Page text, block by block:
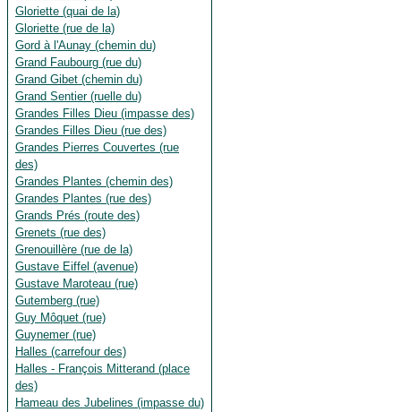
Gloriette (quai de la)
Gloriette (rue de la)
Gord à l'Aunay (chemin du)
Grand Faubourg (rue du)
Grand Gibet (chemin du)
Grand Sentier (ruelle du)
Grandes Filles Dieu (impasse des)
Grandes Filles Dieu (rue des)
Grandes Pierres Couvertes (rue
des)
Grandes Plantes (chemin des)
Grandes Plantes (rue des)
Grands Prés (route des)
Grenets (rue des)
Grenouillère (rue de la)
Gustave Eiffel (avenue)
Gustave Maroteau (rue)
Gutemberg (rue)
Guy Môquet (rue)
Guynemer (rue)
Halles (carrefour des)
Halles - François Mitterand (place
des)
Hameau des Jubelines (impasse du)